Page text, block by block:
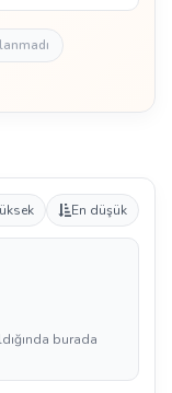
En düşük
burada